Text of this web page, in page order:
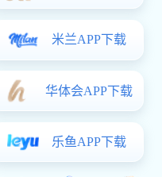
通讯机柜钣金加工